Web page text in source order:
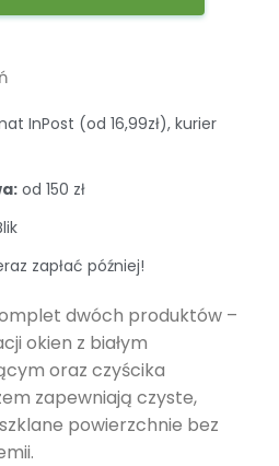
InPost (od 16,99zł), kurier
od 150 zł
zapłać później!
dwóch produktów –
okien z białym
oraz czyścika
zapewniają czyste,
powierzchnie bez